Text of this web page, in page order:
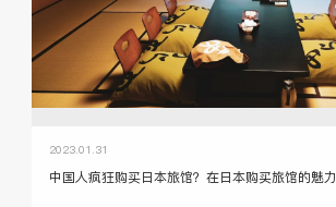
2023.01.31
中国人疯狂购买日本旅馆？在日本购买旅馆的魅力